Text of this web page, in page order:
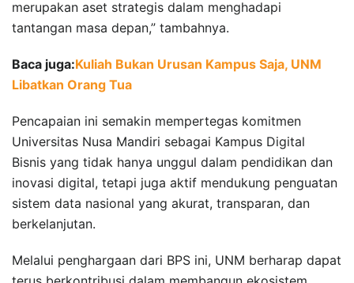
merupakan aset strategis dalam menghadapi
tantangan masa depan,” tambahnya.
Baca juga:Kuliah Bukan Urusan Kampus Saja, UNM
Libatkan Orang Tua
Pencapaian ini semakin mempertegas komitmen
Universitas Nusa Mandiri sebagai Kampus Digital
Bisnis yang tidak hanya unggul dalam pendidikan dan
inovasi digital, tetapi juga aktif mendukung penguatan
sistem data nasional yang akurat, transparan, dan
berkelanjutan.
Melalui penghargaan dari BPS ini, UNM berharap dapat